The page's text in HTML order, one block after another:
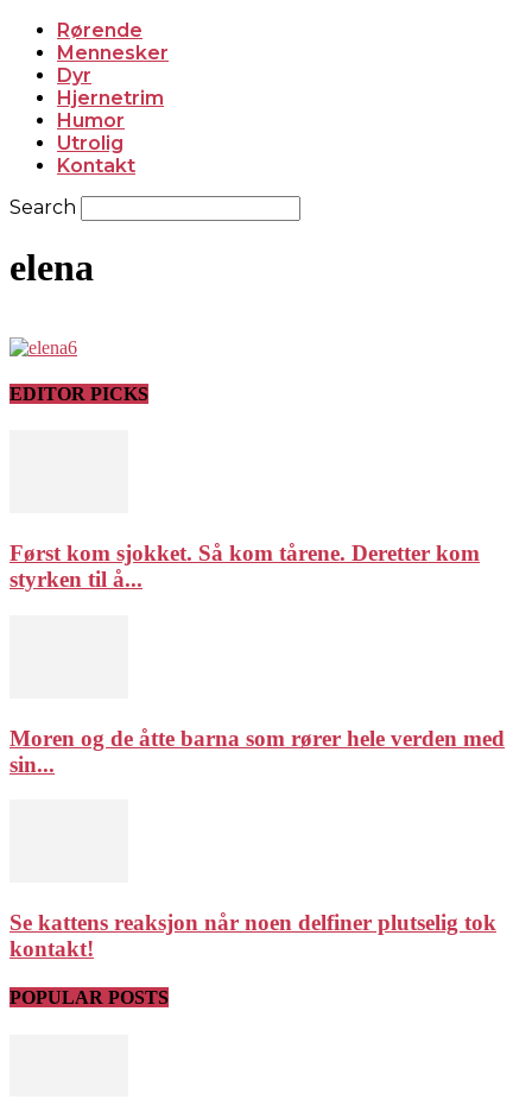
Rørende
Mennesker
Dyr
Hjernetrim
Humor
Utrolig
Kontakt
Search
elena
EDITOR PICKS
Først kom sjokket. Så kom tårene. Deretter kom
styrken til å...
Moren og de åtte barna som rører hele verden med
sin...
Se kattens reaksjon når noen delfiner plutselig tok
kontakt!
POPULAR POSTS